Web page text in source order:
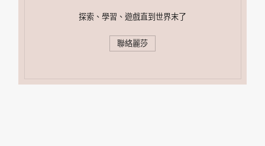
探索、學習、遊戲直到世界末了
聯絡麗莎